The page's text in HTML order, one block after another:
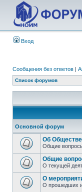
Вход
Сообщения без ответов |
Список форумов
Основной форум
Об Обществе
Общие
Общие
О текущей
О
О прошедших